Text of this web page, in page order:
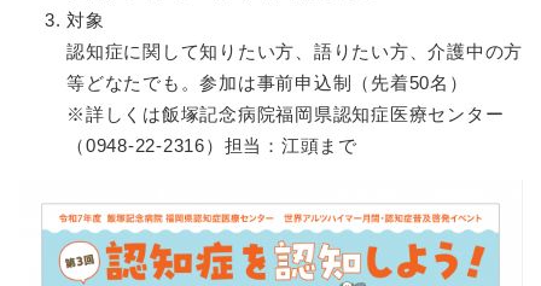
対象
認知症に関して知りたい方、語りたい方、介護中の方
等どなたでも。参加は事前申込制（先着50名）
※詳しくは飯塚記念病院福岡県認知症医療センター
（0948-22-2316）担当：江頭まで